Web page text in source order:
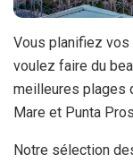
Vous planifiez
voulez faire du
meilleures plages
Mare et Punta
Notre sélection